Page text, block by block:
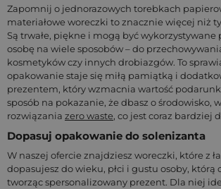
Zapomnij o jednorazowych torebkach
materiałowe woreczki to znacznie więcej niż
Są trwałe, piękne i mogą być wykorzystywane
osobę na wiele sposobów – do
kosmetyków czy innych drobiazgów. To
opakowanie staje się miłą pamiątką i
prezentem, który wzmacnia wartość
sposób na pokazanie, że dbasz o środowisko,
rozwiązania zero waste, co jest coraz bardziej
Dopasuj opakowanie do solenizanta
W naszej ofercie znajdziesz woreczki, które z
dopasujesz do wieku, płci i gustu osoby, którą
tworząc spersonalizowany prezent. Dla niej